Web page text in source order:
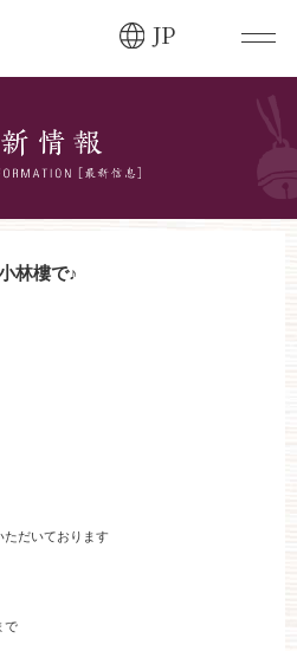
JP
166-088
問い合わせ
66-3155
学予約
林樓で♪
ただいております
で